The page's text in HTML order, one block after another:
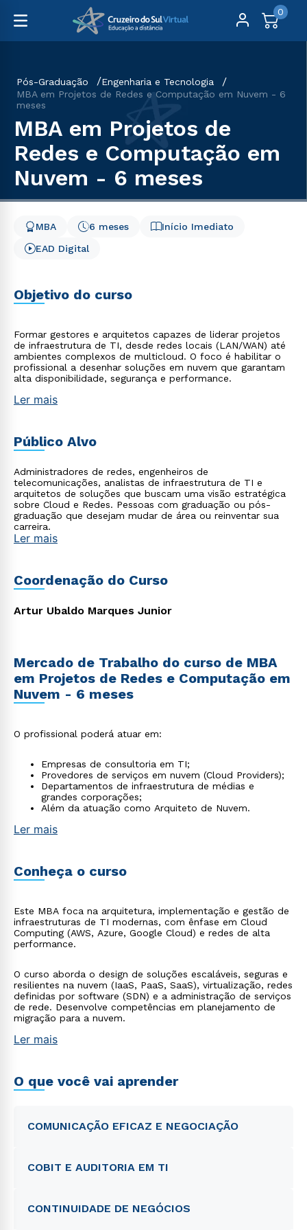
0
Pós-Graduação
Engenharia e Tecnologia
MBA em Projetos de Redes e Computação em Nuvem - 6
meses
MBA em Projetos de
Redes e Computação em
Nuvem - 6 meses
Início Imediato
6 meses
MBA
EAD Digital
Objetivo do curso
Formar gestores e arquitetos capazes de liderar projetos
de infraestrutura de TI, desde redes locais (LAN/WAN) até
ambientes complexos de multicloud. O foco é habilitar o
profissional a desenhar soluções em nuvem que garantam
alta disponibilidade, segurança e performance.
Ler mais
Público Alvo
Administradores de redes, engenheiros de
telecomunicações, analistas de infraestrutura de TI e
arquitetos de soluções que buscam uma visão estratégica
sobre Cloud e Redes. Pessoas com graduação ou pós-
graduação que desejam mudar de área ou reinventar sua
carreira.
Ler mais
Coordenação do Curso
Artur Ubaldo Marques Junior
Mercado de Trabalho do curso de MBA
em Projetos de Redes e Computação em
Nuvem - 6 meses
O profissional poderá atuar em:
Empresas de consultoria em TI;
Provedores de serviços em nuvem (Cloud Providers);
Departamentos de infraestrutura de médias e
grandes corporações;
Além da atuação como Arquiteto de Nuvem.
Ler mais
Conheça o curso
Este MBA foca na arquitetura, implementação e gestão de
infraestruturas de TI modernas, com ênfase em Cloud
Computing (AWS, Azure, Google Cloud) e redes de alta
performance.
O curso aborda o design de soluções escaláveis, seguras e
resilientes na nuvem (IaaS, PaaS, SaaS), virtualização, redes
definidas por software (SDN) e a administração de serviços
de rede. Desenvolve competências em planejamento de
migração para a nuvem.
Ler mais
O que você vai aprender
COMUNICAÇÃO EFICAZ E NEGOCIAÇÃO
COBIT E AUDITORIA EM TI
CONTINUIDADE DE NEGÓCIOS